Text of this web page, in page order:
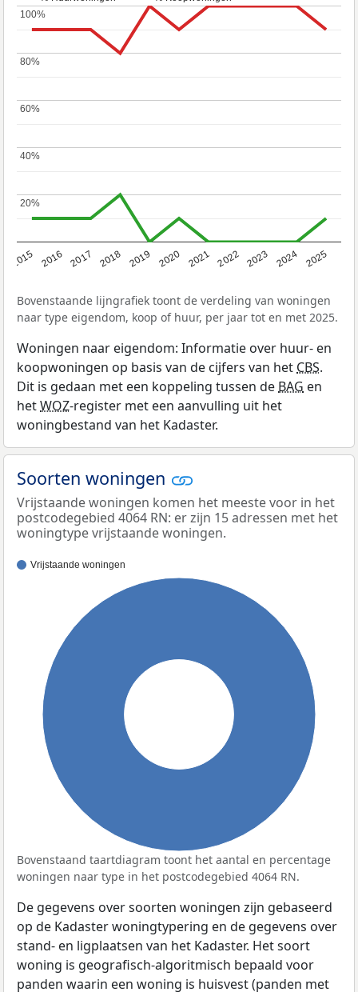
2015 2016 2017 2018 2019 2020 2021 2022 2023 2024 2025
20%
20%
40%
40%
60%
60%
80%
80%
100%
100%
Bovenstaande lijngrafiek toont de verdeling van woningen
naar type eigendom, koop of huur, per jaar tot en met 2025.
Woningen naar eigendom: Informatie over huur- en
koopwoningen op basis van de cijfers van het CBS.
Dit is gedaan met een koppeling tussen de BAG en
hetWOZ-register met een aanvulling uit het
woningbestand van het Kadaster.
Soorten woningen
Vrijstaande woningen komen het meeste voor in het
postcodegebied 4064 RN: er zijn 15 adressen met het
woningtype vrijstaande woningen.
Vrijstaande woningen
Bovenstaand taartdiagram toont het aantal en percentage
woningen naar type in het postcodegebied 4064 RN.
De gegevens over soorten woningen zijn gebaseerd
op de Kadaster woningtypering en de gegevens over
stand- en ligplaatsen van het Kadaster. Het soort
woning is geografisch-algoritmisch bepaald voor
panden waarin een woning is huisvest (panden met